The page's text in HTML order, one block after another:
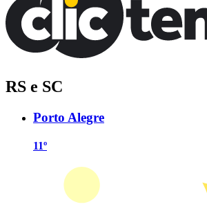
RS e SC
Porto Alegre
11º